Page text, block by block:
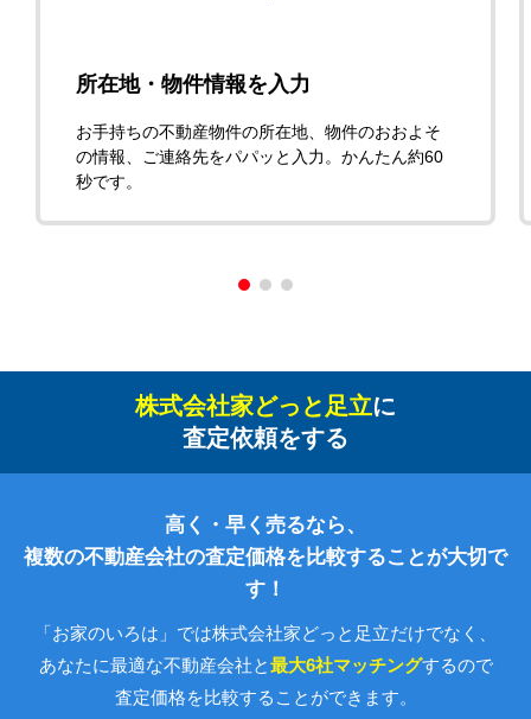
所在地・物件情報を入力
お手持ちの不動産物件の所在地、物件のおおよそ
の情報、ご連絡先をパパッと入力。かんたん約60
秒です。
株式会社家どっと足立に
査定依頼をする
高く・早く売るなら、
複数の不動産会社の査定価格を比較することが大切で
す！
「お家のいろは」では株式会社家どっと足立だけでなく、
あなたに最適な不動産会社と最大6社マッチングするので
査定価格を比較することができます。